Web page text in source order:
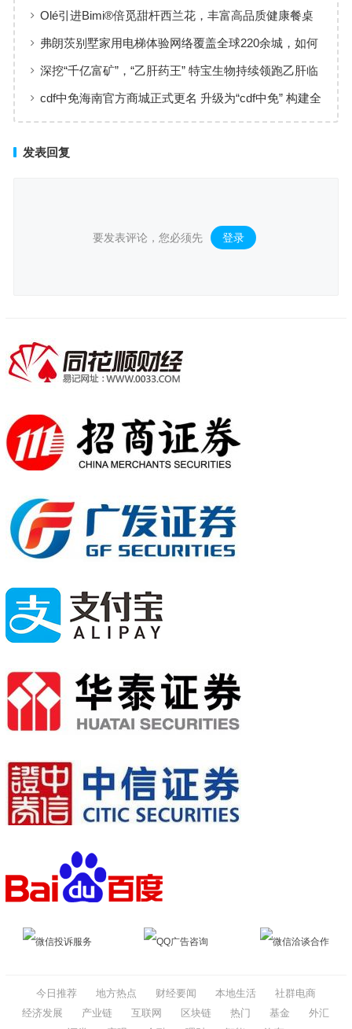
黄金赛道
Olé引进Bimi®倍觅甜杆西兰花，丰富高品质健康餐桌
新选择
弗朗茨别墅家用电梯体验网络覆盖全球220余城，如何
实现高效服务响应
深挖“千亿富矿”，“乙肝药王” 特宝生物持续领跑乙肝临
床治愈
cdf中免海南官方商城正式更名 升级为“cdf中免” 构建全
发表回复
要发表评论，您必须先 登录 。
微信投诉服务 QQ广告咨询 微信洽谈合作
今日推荐 地方热点 财经要闻 本地生活
社群电商
经济发展
产业链 互联网 区块链 热门 基金
外汇